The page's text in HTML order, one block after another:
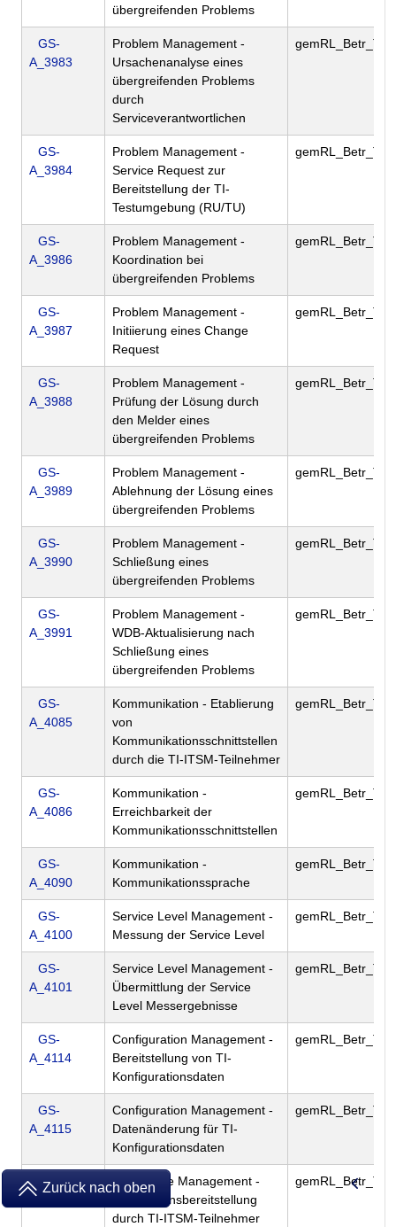
Zurück nach oben
übergreifenden Problems
GS-
A_3983
Problem Management -
Ursachenanalyse eines
übergreifenden Problems
durch
Serviceverantwortlichen
gemRL_Betr_TI
GS-
A_3984
Problem Management -
Service Request zur
Bereitstellung der TI-
Testumgebung (RU/TU)
gemRL_Betr_TI
GS-
A_3986
Problem Management -
Koordination bei
übergreifenden Problems
gemRL_Betr_TI
GS-
A_3987
Problem Management -
Initiierung eines Change
Request
gemRL_Betr_TI
GS-
A_3988
Problem Management -
Prüfung der Lösung durch
den Melder eines
übergreifenden Problems
gemRL_Betr_TI
GS-
A_3989
Problem Management -
Ablehnung der Lösung eines
übergreifenden Problems
gemRL_Betr_TI
GS-
A_3990
Problem Management -
Schließung eines
übergreifenden Problems
gemRL_Betr_TI
GS-
A_3991
Problem Management -
WDB-Aktualisierung nach
Schließung eines
übergreifenden Problems
gemRL_Betr_TI
GS-
A_4085
Kommunikation - Etablierung
von
Kommunikationsschnittstellen
durch die TI-ITSM-Teilnehmer
gemRL_Betr_TI
GS-
A_4086
Kommunikation -
Erreichbarkeit der
Kommunikationsschnittstellen
gemRL_Betr_TI
GS-
A_4090
Kommunikation -
Kommunikationssprache
gemRL_Betr_TI
GS-
A_4100
Service Level Management -
Messung der Service Level
gemRL_Betr_TI
GS-
A_4101
Service Level Management -
Übermittlung der Service
Level Messergebnisse
gemRL_Betr_TI
GS-
A_4114
Configuration Management -
Bereitstellung von TI-
Konfigurationsdaten
gemRL_Betr_TI
GS-
A_4115
Configuration Management -
Datenänderung für TI-
Konfigurationsdaten
gemRL_Betr_TI
GS-
A_4117
Knowledge Management -
Informationsbereitstellung
durch TI-ITSM-Teilnehmer
gemRL_Betr_TI